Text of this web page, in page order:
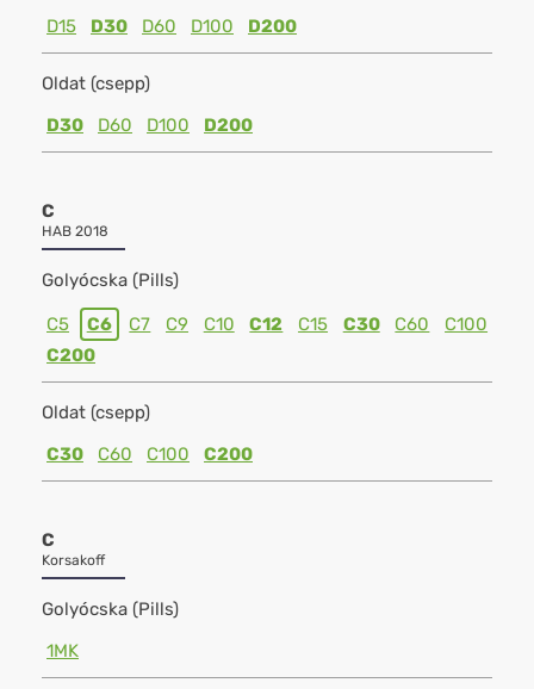
D15
D30 D60 D100 D200
Oldat (csepp)
D30
D60 D100 D200
C
HAB 2018
Golyócska (Pills)
C5 C6 C7 C9 C10 C12 C15 C30 C60
C100
C200
Oldat (csepp)
C30
C60 C100 C200
C
Korsakoff
Golyócska (Pills)
1MK